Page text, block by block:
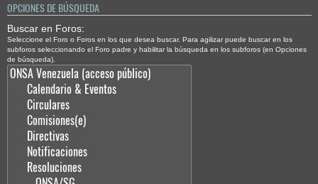
OPCIONES DE BÚSQUEDA
Buscar en Foros:
Seleccione el Foro o Foros en los que desea buscar. Para agilizar puede buscar en los
subforos seleccionando el Foro padre y habilitar la búsqueda en los subforos (en Opciones
de búsqueda).